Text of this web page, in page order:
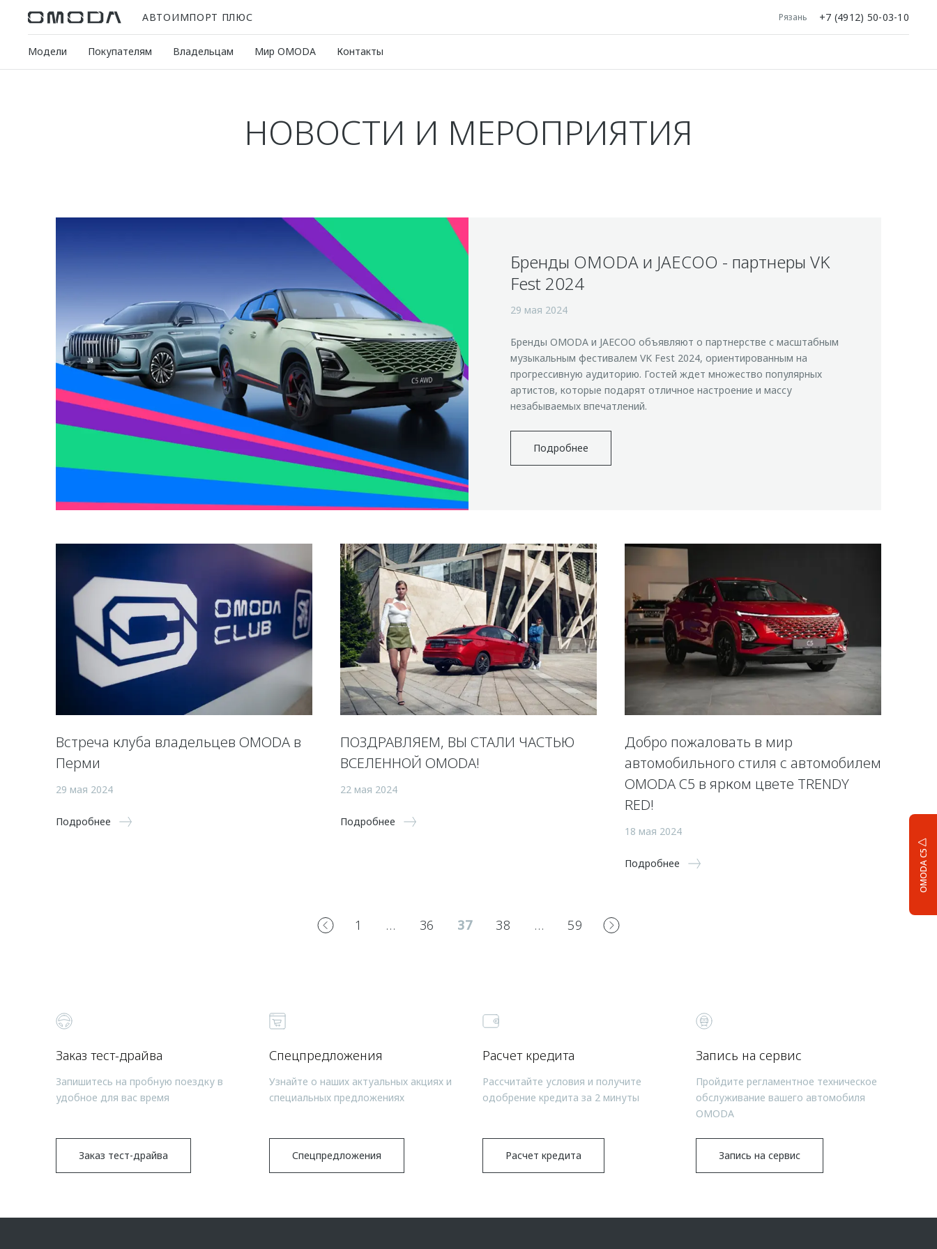
АВТОИМПОРТ ПЛЮС Рязань +7 (4912) 50-03-10
Модели Покупателям Владельцам Мир OMODA Контакты
OMODA C5
НОВОСТИ И МЕРОПРИЯТИЯ
Бренды OMODA и JAECOO - партнеры VK
Fest 2024
29 мая 2024
Бренды OMODA и JAECOO объявляют о партнерстве с масштабным
музыкальным фестивалем VK Fest 2024, ориентированным на
прогрессивную аудиторию. Гостей ждет множество популярных
артистов, которые подарят отличное настроение и массу
незабываемых впечатлений.
Подробнее
Встреча клуба владельцев OMODA в
Перми
29 мая 2024
Подробнее
ПОЗДРАВЛЯЕМ, ВЫ СТАЛИ ЧАСТЬЮ
ВСЕЛЕННОЙ OMODA!
22 мая 2024
Подробнее
Добро пожаловать в мир
автомобильного стиля с автомобилем
OMODA C5 в ярком цвете TRENDY
RED!
18 мая 2024
Подробнее
1 … 36 37 38 … 59
Заказ тест-драйва
Запишитесь на пробную поездку в
удобное для вас время
Заказ тест-драйва
Спецпредложения
Узнайте о наших актуальных акциях и
специальных предложениях
Спецпредложения
Расчет кредита
Рассчитайте условия и получите
одобрение кредита за 2 минуты
Расчет кредита
Запись на сервис
Пройдите регламентное техническое
обслуживание вашего автомобиля
OMODA
Запись на сервис